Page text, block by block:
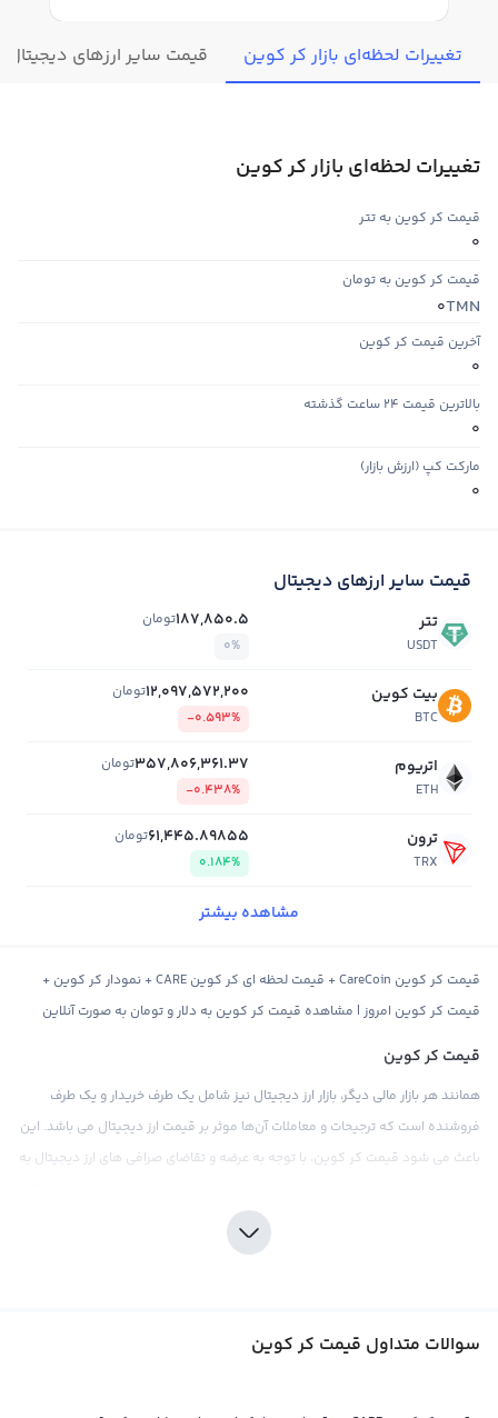
تغییرات لحظه‌ای بازار کر کوین قیمت سایر ارزهای دیجیتال
تغییرات لحظه‌ای بازار کر کوین
قیمت کر کوین به تتر
0
قیمت کر کوین به تومان
TMN
0
آخرین قیمت کر کوین
0
بالاترین قیمت ۲۴ ساعت گذشته
0
مارکت کپ (ارزش بازار)
0
قیمت سایر ارزهای دیجیتال
تتر
USDT
187,850.5تومان
0%
بیت کوین
BTC
12,097,572,200تومان
-0.593%
اتریوم
ETH
357,806,361.37تومان
-0.438%
ترون
TRX
61,445.89855تومان
0.184%
مشاهده بیشتر
قیمت کر کوین CareCoin + قیمت لحظه ای کر کوین CARE + نمودار کر کوین +
قیمت کر کوین امروز | مشاهده قیمت کر کوین به دلار و تومان به صورت آنلاین
قیمت کر کوین
همانند هر بازار مالی دیگر، بازار ارز دیجیتال نیز شامل یک طرف خریدار و یک طرف
فروشنده است که ترجیحات و معاملات آن‌ها موثر بر قیمت ارز دیجیتال می باشد. این
باعث می شود قیمت کر کوین، با توجه به عرضه و تقاضای صرافی های ارز دیجیتال به
کوین تاثیرگذار می باشد، از جمله اخبار اقتصادی، سیاسی، اجتماعی و فاندامنتال.
کوین و معادل دلار دیجیتال است. قیمت خرید تتر معمولا به مقدار یک دلار آمریکا
سوالات متداول قیمت کر کوین